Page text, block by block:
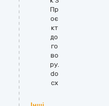
Пр
оє
кт
до
го
во
ру.
do
cx